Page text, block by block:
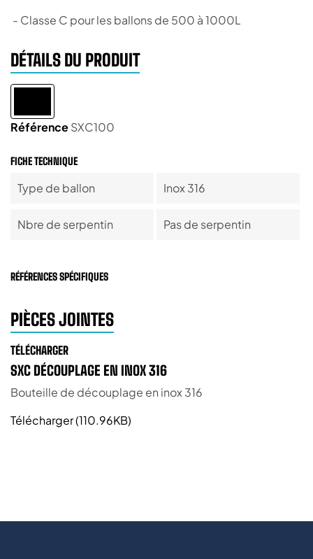
- Classe C pour les ballons de 500 à 1000L
DÉTAILS DU PRODUIT
RéférenceSXC100
FICHE TECHNIQUE
Type de ballon Inox 316
Nbre de serpentin Pas de serpentin
RÉFÉRENCES SPÉCIFIQUES
PIÈCES JOINTES
TÉLÉCHARGER
SXC DÉCOUPLAGE EN INOX 316
Bouteille de découplage en inox 316
Télécharger (110.96KB)